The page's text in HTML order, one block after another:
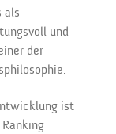
als
und
der
ist